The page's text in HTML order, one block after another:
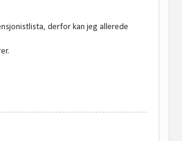
derfor kan jeg allerede